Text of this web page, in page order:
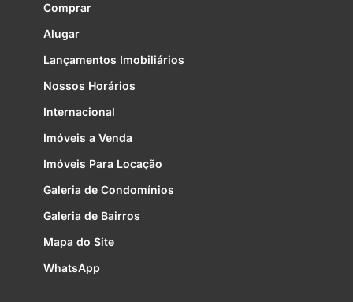
Comprar
Alugar
Lançamentos Imobiliários
Nossos Horários
Internacional
Imóveis a Venda
Imóveis Para Locação
Galeria de Condomínios
Galeria de Bairros
Mapa do Site
WhatsApp